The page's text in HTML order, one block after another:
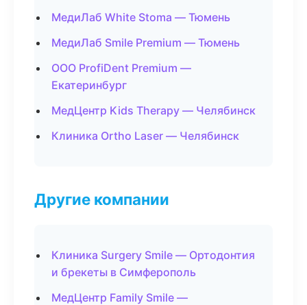
МедиЛаб White Stoma — Тюмень
МедиЛаб Smile Premium — Тюмень
ООО ProfiDent Premium —
Екатеринбург
МедЦентр Kids Therapy — Челябинск
Клиника Ortho Laser — Челябинск
Другие компании
Клиника Surgery Smile — Ортодонтия
и брекеты в Симферополь
МедЦентр Family Smile —